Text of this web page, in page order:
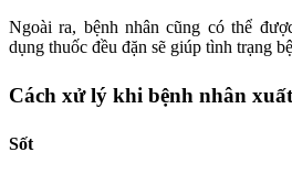
Ngoài ra, bệnh nhân cũng có thể
dụng thuốc đều đặn sẽ giúp tình trạng
Cách xử lý khi bệnh nhân
Sốt